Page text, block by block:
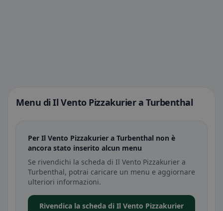
Menu di Il Vento Pizzakurier a Turbenthal
Per Il Vento Pizzakurier a Turbenthal non è
ancora stato inserito alcun menu
Se rivendichi la scheda di Il Vento Pizzakurier a
Turbenthal, potrai caricare un menu e aggiornare
ulteriori informazioni.
Rivendica la scheda di Il Vento Pizzakurier